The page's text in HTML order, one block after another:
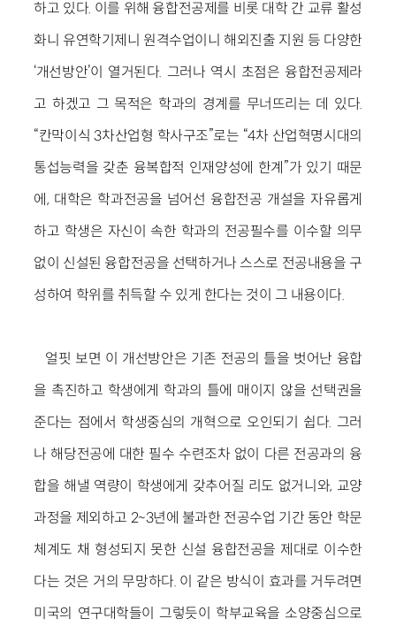
하고 있다. 이를 위해 융합전공제를 비롯 대학 간 교류 활성
화니 유연학기제니 원격수업이니 해외진출 지원 등 다양한
‘개선방안’이 열거된다. 그러나 역시 초점은 융합전공제라
고 하겠고 그 목적은 학과의 경계를 무너뜨리는 데 있다.
“칸막이식 3차산업형 학사구조”로는 “4차 산업혁명시대의
통섭능력을 갖춘 융복합적 인재양성에 한계”가 있기 때문
에, 대학은 학과전공을 넘어선 융합전공 개설을 자유롭게
하고 학생은 자신이 속한 학과의 전공필수를 이수할 의무
없이 신설된 융합전공을 선택하거나 스스로 전공내용을 구
성하여 학위를 취득할 수 있게 한다는 것이 그 내용이다.
얼핏 보면 이 개선방안은 기존 전공의 틀을 벗어난 융합
을 촉진하고 학생에게 학과의 틀에 매이지 않을 선택권을
준다는 점에서 학생중심의 개혁으로 오인되기 쉽다. 그러
나 해당전공에 대한 필수 수련조차 없이 다른 전공과의 융
합을 해낼 역량이 학생에게 갖추어질 리도 없거니와, 교양
과정을 제외하고 2~3년에 불과한 전공수업 기간 동안 학문
체계도 채 형성되지 못한 신설 융합전공을 제대로 이수한
다는 것은 거의 무망하다. 이 같은 방식이 효과를 거두려면
미국의 연구대학들이 그렇듯이 학부교육을 소양중심으로